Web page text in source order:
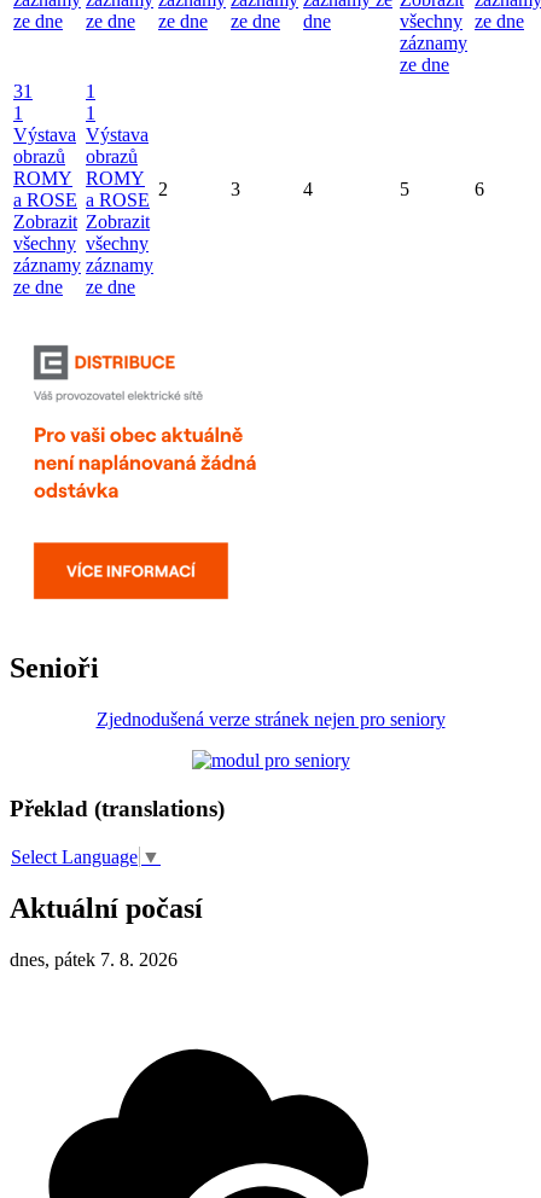
ze dne
ze dne
ze dne
ze dne
dne
všechny
záznamy
ze dne
ze dne
31
1
Výstava
obrazů
ROMY
a ROSE
Zobrazit
všechny
záznamy
ze dne
1
1
Výstava
obrazů
ROMY
a ROSE
Zobrazit
všechny
záznamy
ze dne
2 3 4 5 6
Senioři
Zjednodušená verze stránek nejen pro seniory
Překlad (translations)
Select Language ▼
Aktuální počasí
dnes, pátek 7. 8. 2026